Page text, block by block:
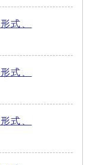
式、
式、
式、